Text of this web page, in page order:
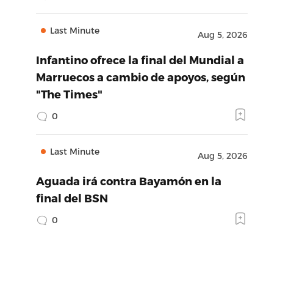
Last Minute Aug 5, 2026
Infantino ofrece la final del Mundial a
Marruecos a cambio de apoyos, según
"The Times"
0
Last Minute Aug 5, 2026
Aguada irá contra Bayamón en la
final del BSN
0